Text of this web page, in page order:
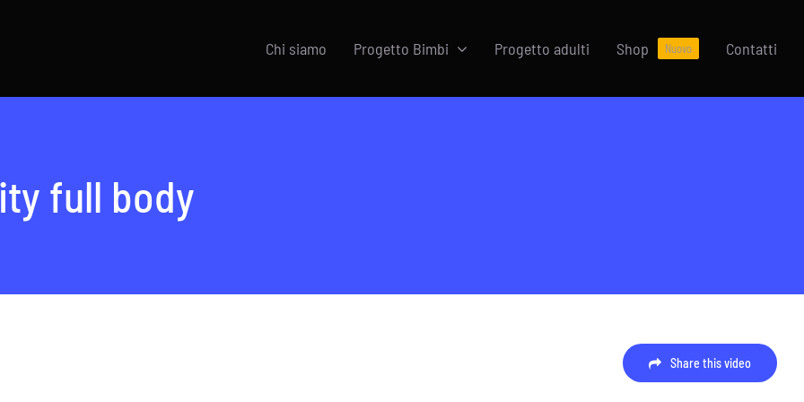
Chi siamo Progetto Bimbi Progetto adulti Shop Nuovo Contatti
full body
Share this video